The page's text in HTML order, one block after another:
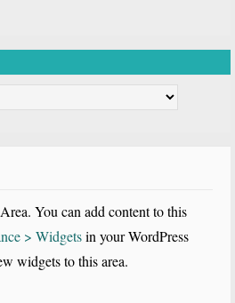
You can add content to this
> Widgetsin your WordPress
widgets to this area.